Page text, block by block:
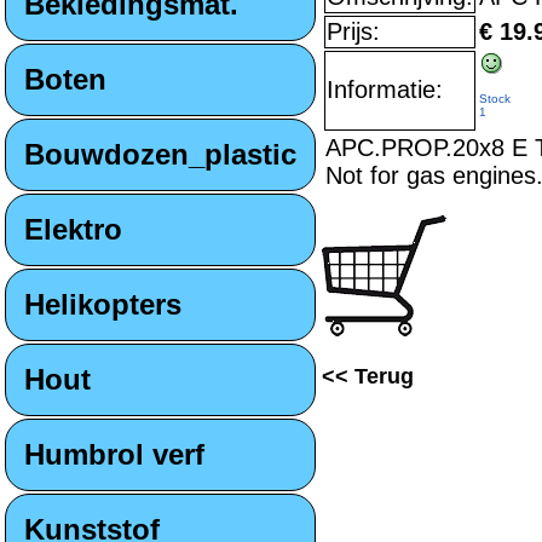
Boten
Bouwdozen_plastic
Elektro
Helikopters
Hout
Humbrol verf
Kunststof
Prijs:
€
Informatie:
Stock
1
APC.PROP.20x8 E
Not for gas engines.
<< Terug